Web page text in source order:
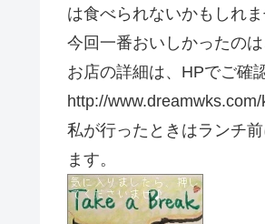
は食べられないかもしれま
今回一番おいしかったの
お店の詳細は、HPでご確
http://
私が行ったときはランチ
ます。